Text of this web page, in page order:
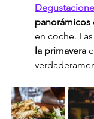
panorámicos
en coche. Las
la primavera